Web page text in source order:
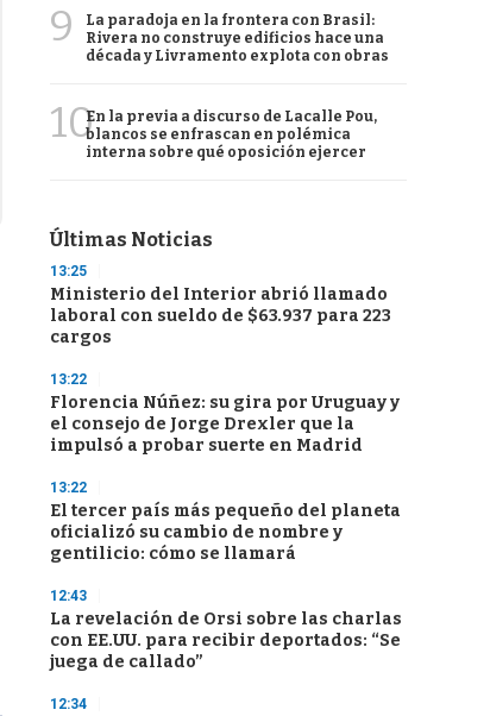
9
La paradoja en la frontera con Brasil:
Rivera no construye edificios hace una
década y Livramento explota con obras
10En la previa a discurso de Lacalle Pou,
blancos se enfrascan en polémica
interna sobre qué oposición ejercer
Últimas Noticias
13:25
Ministerio del Interior abrió llamado
laboral con sueldo de $63.937 para 223
cargos
13:22
Florencia Núñez: su gira por Uruguay y
el consejo de Jorge Drexler que la
impulsó a probar suerte en Madrid
13:22
El tercer país más pequeño del planeta
oficializó su cambio de nombre y
gentilicio: cómo se llamará
12:43
La revelación de Orsi sobre las charlas
con EE.UU. para recibir deportados: “Se
juega de callado”
12:34